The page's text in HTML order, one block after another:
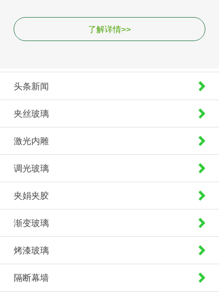
了解详情>>
头条新闻
夹丝玻璃
激光内雕
调光玻璃
夹娟夹胶
渐变玻璃
烤漆玻璃
隔断幕墙